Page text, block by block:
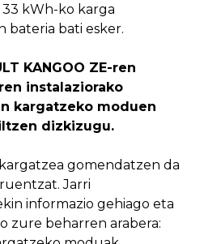
kWh-ko karga
bateria bati esker.
KANGOO ZE-ren
instalaziorako
kargatzeko moduen
dizkizugu.
gomendatzen da
Jarri
informazio gehiago eta
zure beharren arabera: